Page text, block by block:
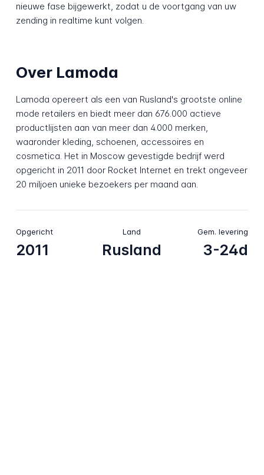
nieuwe fase bijgewerkt, zodat u de voortgang van uw
zending in realtime kunt volgen.
Over Lamoda
Lamoda opereert als een van Rusland's grootste online
mode retailers en biedt meer dan 676.000 actieve
productlijsten aan van meer dan 4.000 merken,
waaronder kleding, schoenen, accessoires en
cosmetica. Het in Moscow gevestigde bedrijf werd
opgericht in 2011 door Rocket Internet en trekt ongeveer
20 miljoen unieke bezoekers per maand aan.
Opgericht
2011
Land
Rusland
Gem. levering
3-24d